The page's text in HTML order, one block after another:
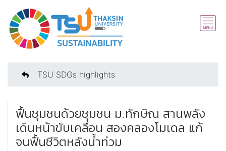
TSU SDGs highlights
ฟื้นชุมชนด้วยชุมชน ม.ทักษิณ สานพลัง
เดินหน้าขับเคลื่อน สองคลองโมเดล แก้
จนฟื้นชีวิตหลังน้ำท่วม